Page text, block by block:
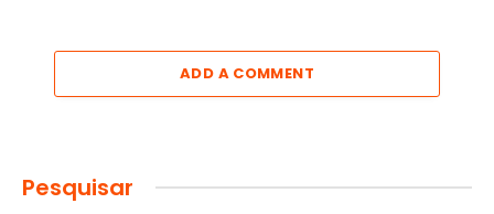
ADD A COMMENT
Pesquisar